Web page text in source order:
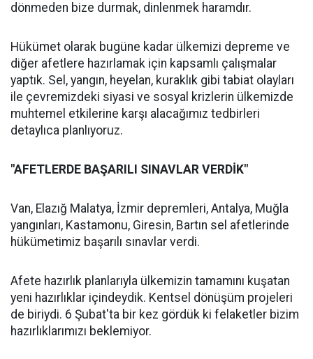
dönmeden bize durmak, dinlenmek haramdır.
Hükümet olarak bugüne kadar ülkemizi depreme ve
diğer afetlere hazırlamak için kapsamlı çalışmalar
yaptık. Sel, yangın, heyelan, kuraklık gibi tabiat olayları
ile çevremizdeki siyasi ve sosyal krizlerin ülkemizde
muhtemel etkilerine karşı alacağımız tedbirleri
detaylıca planlıyoruz.
"AFETLERDE BAŞARILI SINAVLAR VERDİK"
Van, Elazığ Malatya, İzmir depremleri, Antalya, Muğla
yangınları, Kastamonu, Giresin, Bartın sel afetlerinde
hükümetimiz başarılı sınavlar verdi.
Afete hazırlık planlarıyla ülkemizin tamamını kuşatan
yeni hazırlıklar içindeydik. Kentsel dönüşüm projeleri
de biriydi. 6 Şubat'ta bir kez gördük ki felaketler bizim
hazırlıklarımızı beklemiyor.